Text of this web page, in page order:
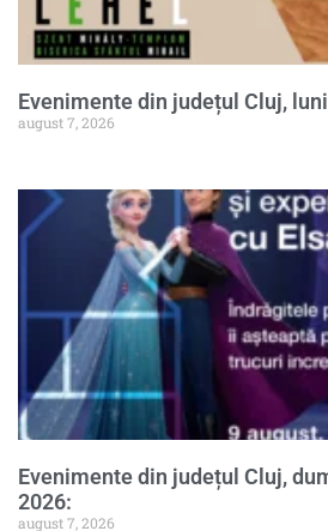
Evenimente din județul Cluj,
august 7, 2026
Evenimente din județul Cluj,
2026:
august 7, 2026